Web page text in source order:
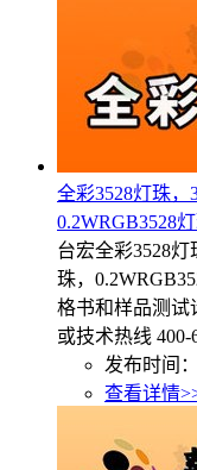
全彩3528灯珠，
0.2WRGB3528
台宏全彩3528灯
珠，
格书和样品测试
或技术热线 400-
发布时间
查看详情